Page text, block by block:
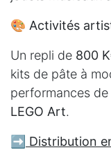
🎨 Activités
Un repli de 800
kits de pâte à
performances
LEGO Art.
➡️ Distribution